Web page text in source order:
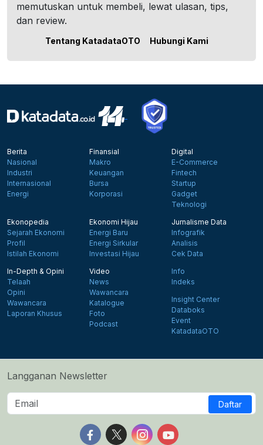
memutuskan untuk membeli, lewat ulasan, tips,
dan review.
Tentang KatadataOTO Hubungi Kami
Berita
Nasional
Industri
Internasional
Energi
Finansial
Makro
Keuangan
Bursa
Korporasi
Digital
E-Commerce
Fintech
Startup
Gadget
Teknologi
Ekonopedia
Sejarah Ekonomi
Profil
Istilah Ekonomi
Ekonomi Hijau
Energi Baru
Energi Sirkular
Investasi Hijau
Jurnalisme Data
Infografik
Analisis
Cek Data
In-Depth & Opini
Telaah
Opini
Wawancara
Laporan Khusus
Video
News
Wawancara
Katalogue
Foto
Podcast
Info
Indeks
Insight Center
Databoks
Event
KatadataOTO
Langganan Newsletter
Daftar
Follow us on Facebook
Follow us on X
Follow us on Instagram
Follow us on